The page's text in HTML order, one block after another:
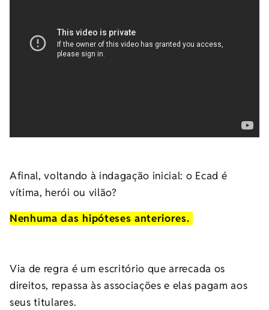
Afinal, voltando à indagação inicial: o Ecad é
vítima, herói ou vilão?
Nenhuma das hipóteses anteriores.
Via de regra é um escritório que arrecada os
direitos, repassa às associações e elas pagam aos
seus titulares.